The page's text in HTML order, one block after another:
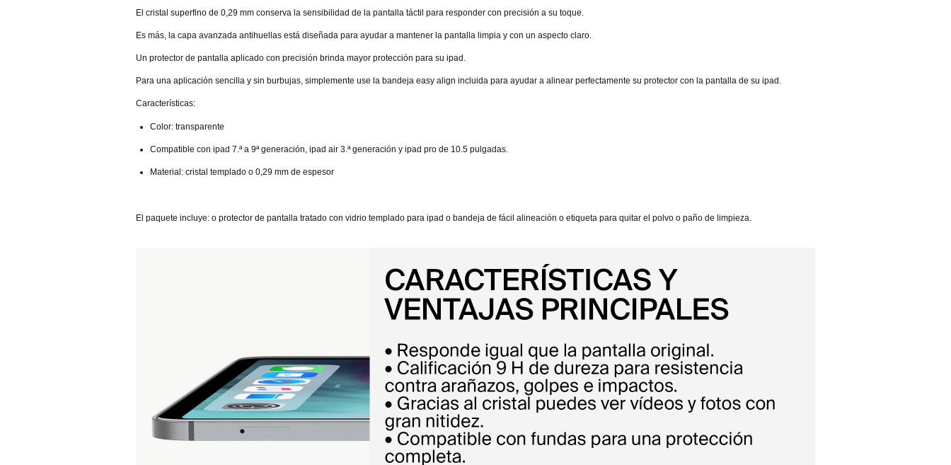
El cristal superfino de 0,29 mm conserva la sensibilidad de la pantalla táctil para responder con precisión a su toque.
Es más, la capa avanzada antihuellas está diseñada para ayudar a mantener la pantalla limpia y con un aspecto claro.
Un protector de pantalla aplicado con precisión brinda mayor protección para su ipad.
Para una aplicación sencilla y sin burbujas, simplemente use la bandeja easy align incluida para ayudar a alinear perfectamente su protector con la pantalla de su ipad.
Características:
Color: transparente
Compatible con ipad 7.ª a 9ª generación, ipad air 3.ª generación y ipad pro de 10.5 pulgadas.
Material: cristal templado o 0,29 mm de espesor
El paquete incluye: o protector de pantalla tratado con vidrio templado para ipad o bandeja de fácil alineación o etiqueta para quitar el polvo o paño de limpieza.